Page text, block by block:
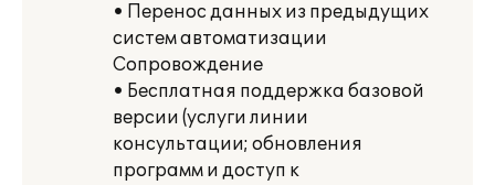
• Перенос данных из предыдущих
систем автоматизации
Сопровождение
• Бесплатная поддержка базовой
версии (услуги линии
консультации; обновления
программ и доступ к